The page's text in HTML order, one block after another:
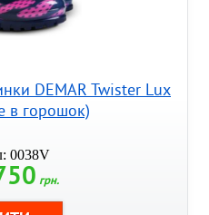
DEMAR Twister Lux
в горошок)
0038V
грн.